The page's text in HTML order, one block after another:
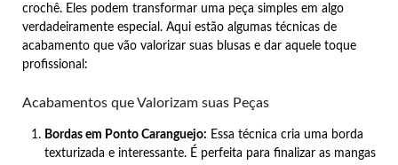
crochê. Eles podem transformar uma peça simples em algo
verdadeiramente especial. Aqui estão algumas técnicas de
acabamento que vão valorizar suas blusas e dar aquele toque
profissional:
Acabamentos que Valorizam suas Peças
Bordas em Ponto Caranguejo: Essa técnica cria uma borda
texturizada e interessante. É perfeita para finalizar as mangas